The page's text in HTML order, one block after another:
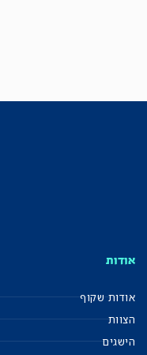
אודות
אודות שקוף
הצוות
הישגים